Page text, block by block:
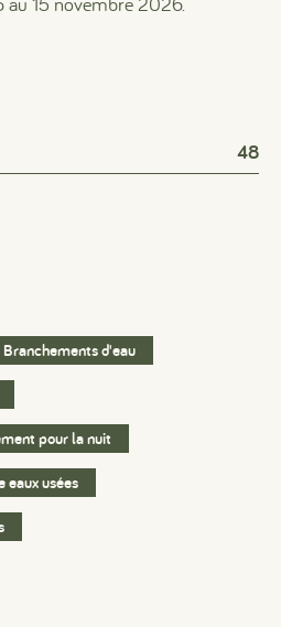
48
Branchements d'eau
pour la nuit
eaux usées